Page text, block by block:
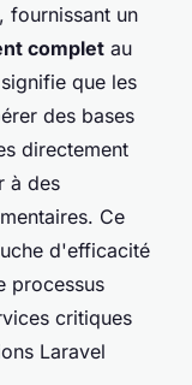
, fournissant un
complet au
que les
des bases
directement
à des
Ce
d'efficacité
processus
critiques
Laravel